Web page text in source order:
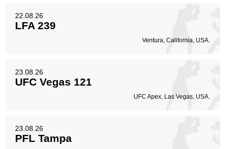
22.08.26
LFA 239
Ventura, California, USA.
23.08.26
UFC Vegas 121
UFC Apex, Las Vegas, USA.
23.08.26
PFL Tampa